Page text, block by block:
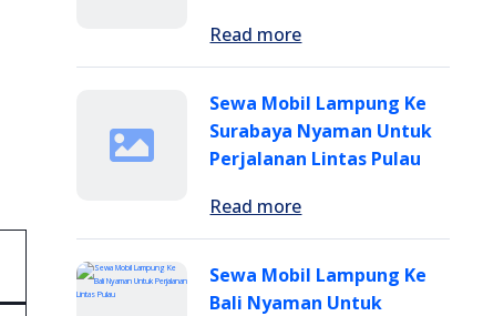
Read more
Sewa Mobil Lampung Ke
Surabaya Nyaman Untuk
Perjalanan Lintas Pulau
Read more
Sewa Mobil Lampung Ke
Bali Nyaman Untuk